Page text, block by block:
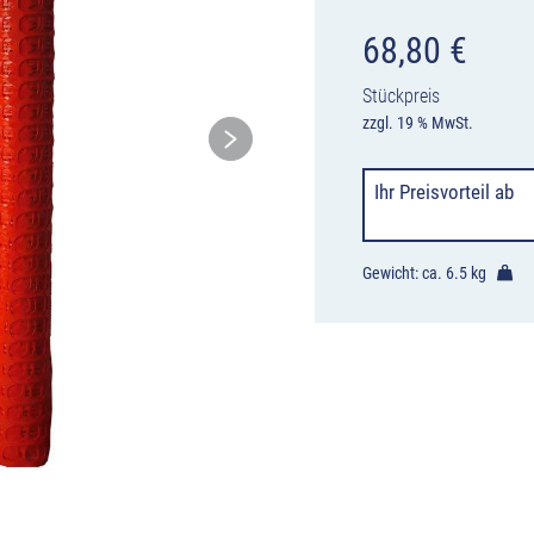
68,80 €
Stückpreis
zzgl. 19 % MwSt.
Ihr Preisvorteil ab
Gewicht: ca. 6.5 kg